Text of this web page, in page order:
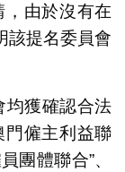
，由於沒有在
該提名委員會
均獲確認合法
門僱主利益聯
團體聯合”、